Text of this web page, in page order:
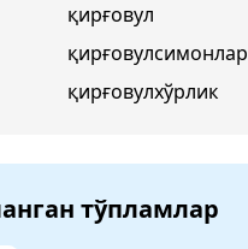
қирғовул
қирғовулсимонлар
қирғовулхўрлик
тўпламлар